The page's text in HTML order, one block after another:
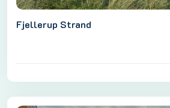
Fjellerup Strand